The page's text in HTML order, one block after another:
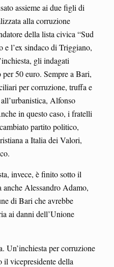
assieme ai due figli di
alla corruzione
della lista civica “Sud
e l’ex sindaco di Triggiano,
gli indagati
50 euro. Sempre a Bari,
per corruzione, truffa e
all’urbanistica, Alfonso
in questo caso, i fratelli
partito politico,
a Italia dei Valori,
invece, è finito sotto il
Alessandro Adamo,
di Bari che avrebbe
ai danni dell’Unione
Un’inchiesta per corruzione
il vicepresidente della